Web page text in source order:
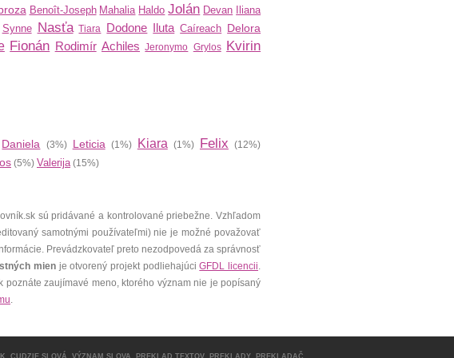
Benoît-Joseph Mahalia Haldo Jolán Devan Iliana
Synne Nasťa Tiara Dodone Iluta Caíreach Delora
Fionán Rodimír Achiles Jeronymo Grylos Kvirin
Daniela (3%) Leticia(1%) Kiara(1%) Felix (12%)
(5%) Valerija(15%)
sú pridávané a kontrolované priebežne. Vzhľadom
samotnými používateľmi) nie je možné považovať
Prevádzkovateľ preto nezodpovedá za správnosť
mienje otvorený projekt podliehajúciGFDL licencii.
zaujímavé meno, ktorého význam nie je popísaný
.
CUDZIE SLOVÁ VÝZNAM SLOVA PREKLAD TEXTOV, PREKLADY, PREKLADAČ